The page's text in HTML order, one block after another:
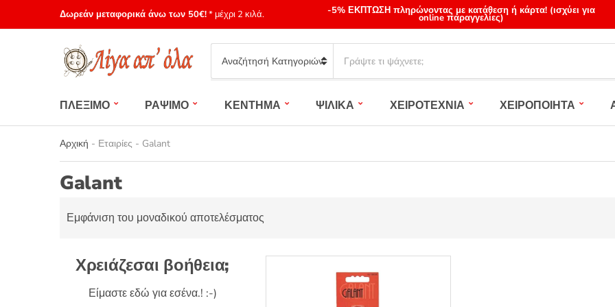
Δωρεάν μεταφορικά άνω των 50€!* μέχρι 2 κιλά. -5% ΕΚΠΤΩΣΗ πληρώνοντας με κατάθεση ή κάρτα! (ισχύει για
online παραγγελίες)
Category
name
a
c
h
:
ΠΛΕΞΙΜΟ ΡΑΨΙΜΟ ΚΕΝΤΗΜΑ ΨΙΛΙΚΑ ΧΕΙΡΟΤΕΧΝΙΑ ΧΕΙΡΟΠΟΙΗΤΑ
Αρχική - Εταιρίες - Galant
Galant
Εμφάνιση του μοναδικού αποτελέσματος
Χρειάζεσαι βοήθεια;
Είμαστε εδώ για εσένα.! :-)